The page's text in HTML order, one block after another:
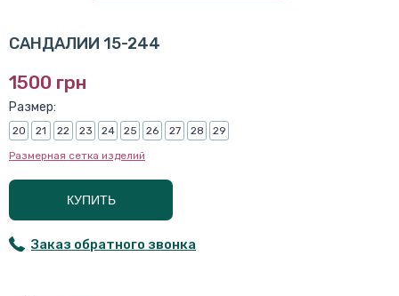
САНДАЛИИ 15-244
1500 грн
Размер:
20 21 22 23 24 25 26 27 28
29
Размерная сетка изделий
КУПИТЬ
Заказ обратного звонка